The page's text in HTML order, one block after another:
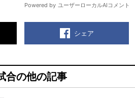
シェア
合の他の記事